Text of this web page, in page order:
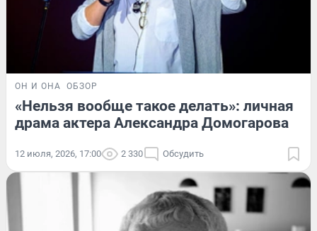
ОН И ОНА ОБЗОР
«Нельзя вообще такое делать»: личная
драма актера Александра Домогарова
12 июля, 2026, 17:00 2 330 Обсудить